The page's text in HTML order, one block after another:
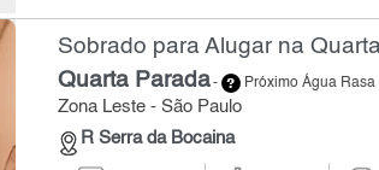
Sobrado para Alugar na
Quarta Parada- Próximo Água Rasa
Zona Leste - São Paulo
R Serra da Bocaina